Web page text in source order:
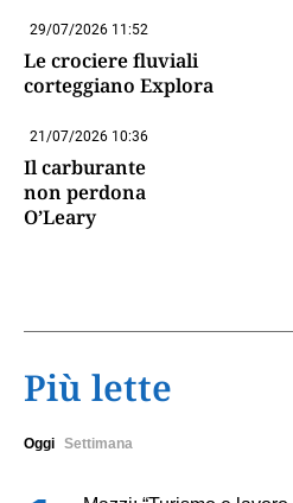
29/07/2026 11:52
Le crociere fluviali
corteggiano Explora
21/07/2026 10:36
Il carburante
non perdona
O’Leary
Più lette
Oggi Settimana